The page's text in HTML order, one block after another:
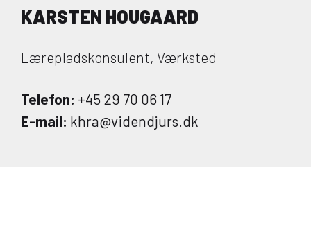
KARSTEN HOUGAARD
Lærepladskonsulent, Værksted
Telefon: +45 29 70 06 17
E-mail: khra@videndjurs.dk